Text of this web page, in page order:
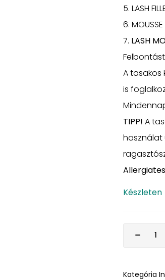
5. LASH
6.
7. LASH
A tasakos
is
TIPP! A
használat
Készleten
Kategória